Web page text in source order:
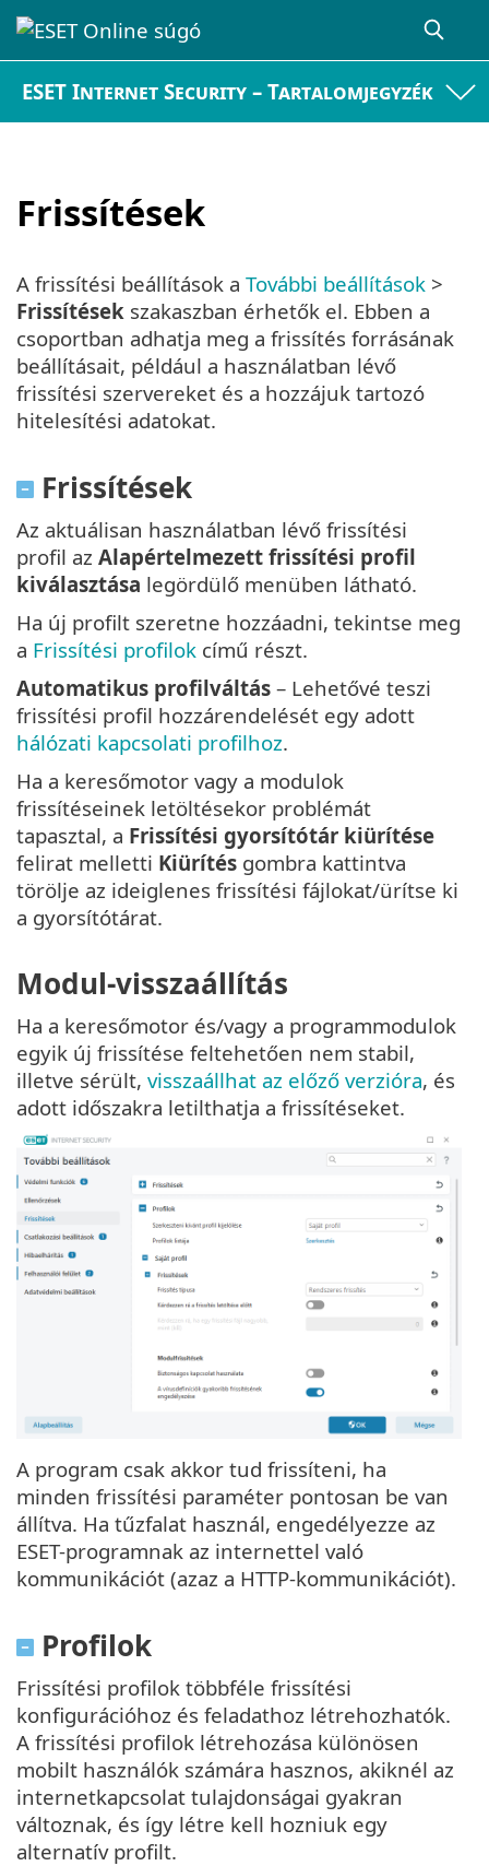
ESET Internet Security – Tartalomjegyzék
Frissítések
A frissítési beállítások a További beállítások >
Frissítések szakaszban érhetők el. Ebben a
csoportban adhatja meg a frissítés forrásának
beállításait, például a használatban lévő
frissítési szervereket és a hozzájuk tartozó
hitelesítési adatokat.
Frissítések
Az aktuálisan használatban lévő frissítési
profil az Alapértelmezett frissítési profil
kiválasztása legördülő menüben látható.
Ha új profilt szeretne hozzáadni, tekintse meg
a Frissítési profilok című részt.
Automatikus profilváltás – Lehetővé teszi
frissítési profil hozzárendelését egy adott
hálózati kapcsolati profilhoz.
Ha a keresőmotor vagy a modulok
frissítéseinek letöltésekor problémát
tapasztal, a Frissítési gyorsítótár kiürítése
felirat melletti Kiürítés gombra kattintva
törölje az ideiglenes frissítési fájlokat/ürítse ki
a gyorsítótárat.
Modul-visszaállítás
Ha a keresőmotor és/vagy a programmodulok
egyik új frissítése feltehetően nem stabil,
illetve sérült, visszaállhat az előző verzióra, és
adott időszakra letilthatja a frissítéseket.
A program csak akkor tud frissíteni, ha
minden frissítési paraméter pontosan be van
állítva. Ha tűzfalat használ, engedélyezze az
ESET-programnak az internettel való
kommunikációt (azaz a HTTP-kommunikációt).
Profilok
Frissítési profilok többféle frissítési
konfigurációhoz és feladathoz létrehozhatók.
A frissítési profilok létrehozása különösen
mobilt használók számára hasznos, akiknél az
internetkapcsolat tulajdonságai gyakran
változnak, és így létre kell hozniuk egy
alternatív profilt.